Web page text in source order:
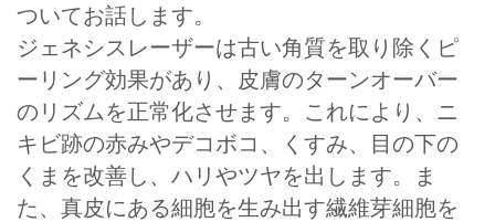
ついてお話します。
ジェネシスレーザーは古い角質を取り除くピ
ーリング効果があり、皮膚のターンオーバー
のリズムを正常化させます。これにより、ニ
キビ跡の赤みやデコボコ、くすみ、目の下の
くまを改善し、ハリやツヤを出します。ま
た、真皮にある細胞を生み出す繊維芽細胞を